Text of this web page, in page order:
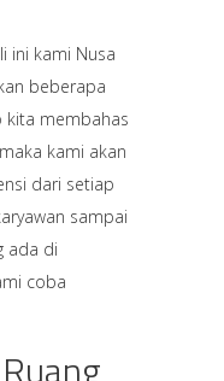
ini kami Nusa
beberapa
kita membahas
kami akan
dari setiap
sampai
ada di
coba